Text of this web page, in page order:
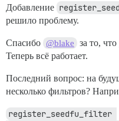
Добавление
решило проблему.
Спасибо @blake
за то,
Теперь всё работает.
Последний вопрос: на
несколько фильтров?
register_seedfu_filter